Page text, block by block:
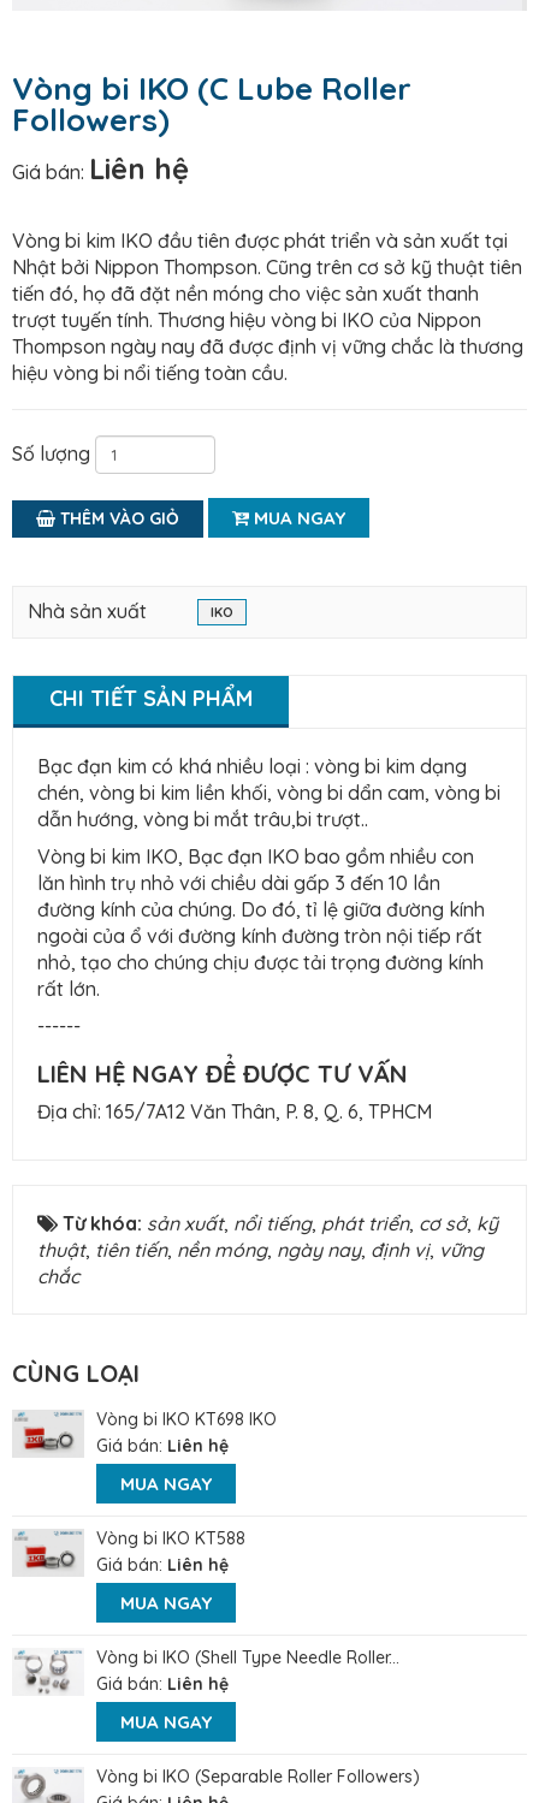
Vòng bi IKO (C Lube Roller
Followers)
Giá bán: Liên hệ
Vòng bi kim IKO đầu tiên được phát triển và sản xuất tại
Nhật bởi Nippon Thompson. Cũng trên cơ sở kỹ thuật tiên
tiến đó, họ đã đặt nền móng cho việc sản xuất thanh
trượt tuyến tính. Thương hiệu vòng bi IKO của Nippon
Thompson ngày nay đã được định vị vững chắc là thương
hiệu vòng bi nổi tiếng toàn cầu.
Số lượng
THÊM VÀO GIỎ MUA NGAY
Nhà sản xuất IKO
CHI TIẾT SẢN PHẨM
Bạc đạn kim có khá nhiều loại : vòng bi kim dạng
chén, vòng bi kim liền khối, vòng bi dẩn cam, vòng bi
dẫn hướng, vòng bi mắt trâu,bi trượt..
Vòng bi kim IKO, Bạc đạn IKO bao gồm nhiều con
lăn hình trụ nhỏ với chiều dài gấp 3 đến 10 lần
đường kính của chúng. Do đó, tỉ lệ giữa đường kính
ngoài của ổ với đường kính đường tròn nội tiếp rất
nhỏ, tạo cho chúng chịu được tải trọng đường kính
rất lớn.
------
LIÊN HỆ NGAY ĐỂ ĐƯỢC TƯ VẤN
Địa chỉ: 165/7A12 Văn Thân, P. 8, Q. 6, TPHCM
Từ khóa: sản xuất, nổi tiếng, phát triển, cơ sở, kỹ
thuật, tiên tiến, nền móng, ngày nay, định vị, vững
chắc
CÙNG LOẠI
Vòng bi IKO KT698 IKO
Giá bán: Liên hệ
MUA NGAY
Vòng bi IKO KT588
Giá bán: Liên hệ
MUA NGAY
Vòng bi IKO (Shell Type Needle Roller...
Giá bán: Liên hệ
MUA NGAY
Vòng bi IKO (Separable Roller Followers)